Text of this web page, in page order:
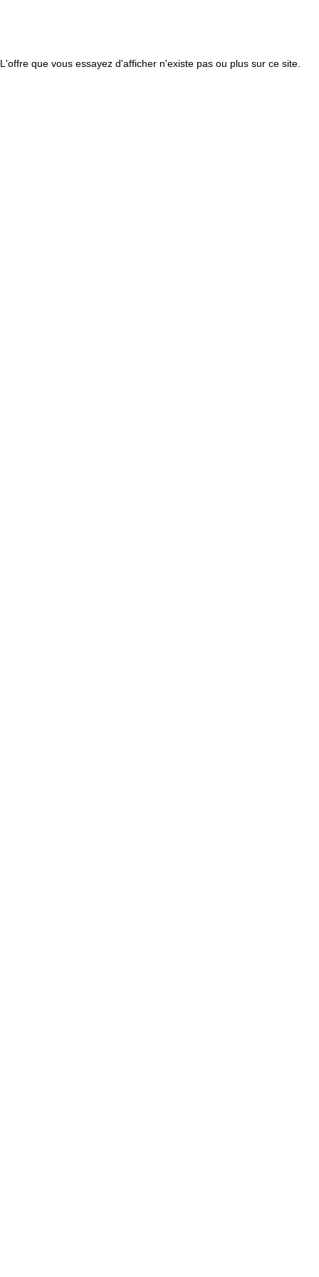
L'offre que vous essayez d'afficher n'existe pas ou plus sur ce site.